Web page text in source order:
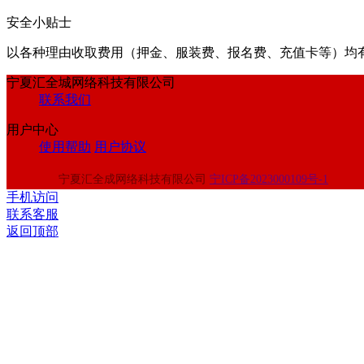
安全小贴士
以各种理由收取费⽤（押⾦、服装费、报名费、充值卡等）
宁夏汇全城网络科技有限公司
联系我们
用户中心
使用帮助 用户协议
宁夏汇全成网络科技有限公司 宁ICP备2023000109号-1
手机访问
联系客服
返回顶部